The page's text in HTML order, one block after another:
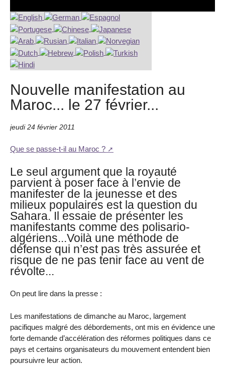
Nouvelle manifestation au
Maroc... le 27 février...
jeudi 24 février 2011
Que se passe-t-il au Maroc ?
Le seul argument que la royauté
parvient à poser face à l’envie de
manifester de la jeunesse et des
milieux populaires est la question du
Sahara. Il essaie de présenter les
manifestants comme des polisario-
algériens...Voilà une méthode de
défense qui n’est pas très assurée et
risque de ne pas tenir face au vent de
révolte...
On peut lire dans la presse :
Les manifestations de dimanche au Maroc, largement
pacifiques malgré des débordements, ont mis en évidence une
forte demande d’accélération des réformes politiques dans ce
pays et certains organisateurs du mouvement entendent bien
poursuivre leur action.